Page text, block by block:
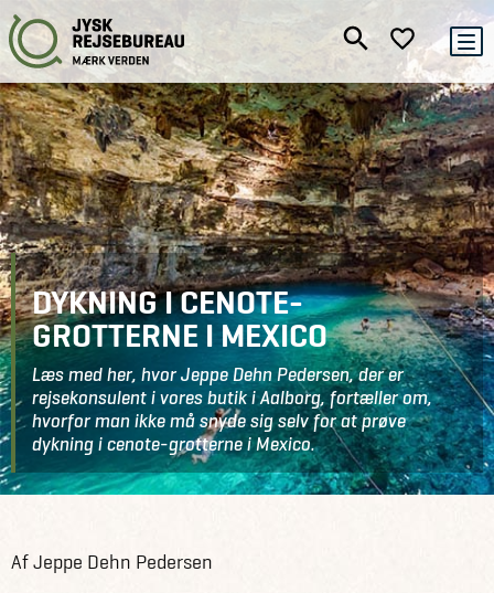
DYKNING I CENOTE-
GROTTERNE I MEXICO
Læs med her, hvor Jeppe Dehn Pedersen, der er
rejsekonsulent i vores butik i Aalborg, fortæller om,
hvorfor man ikke må snyde sig selv for at prøve
dykning i cenote-grotterne i Mexico.
Af Jeppe Dehn Pedersen